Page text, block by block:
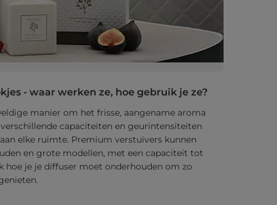
- waar werken ze, hoe gebruik je ze?
manier om het frisse, aangename aroma
capaciteiten en geurintensiteiten
elke ruimte. Premium verstuivers kunnen
en grote modellen, met een capaciteit tot
hoe je je diffuser moet onderhouden om zo